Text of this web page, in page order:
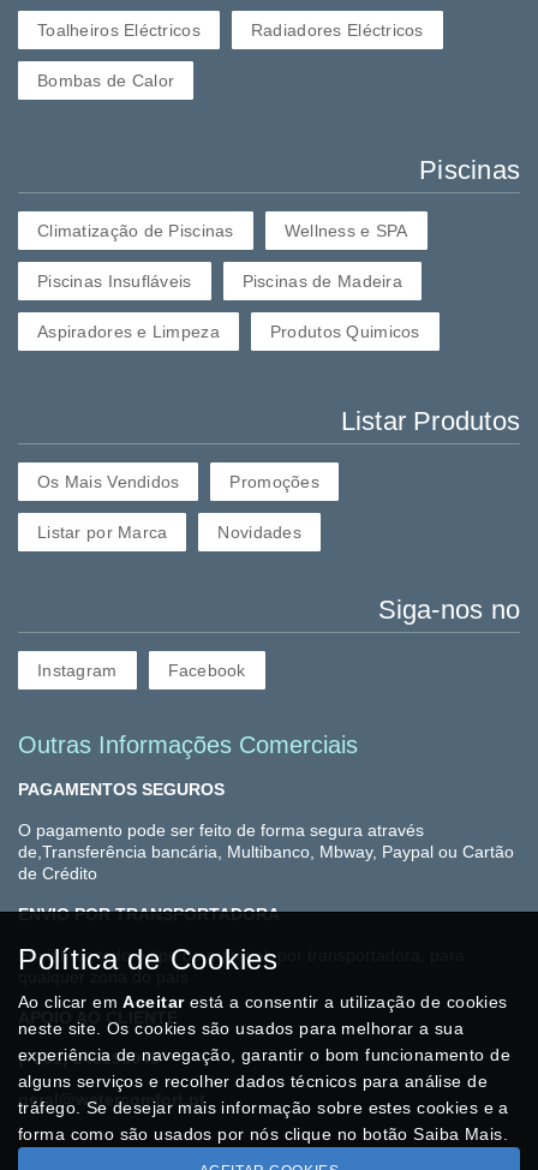
Toalheiros Eléctricos Radiadores Eléctricos
Bombas de Calor
Piscinas
Climatização de Piscinas Wellness e SPA
Piscinas Insufláveis Piscinas de Madeira
Aspiradores e Limpeza Produtos Quimicos
Listar Produtos
Os Mais Vendidos Promoções
Listar por Marca Novidades
Siga-nos no
Instagram Facebook
Outras Informações Comerciais
PAGAMENTOS SEGUROS
O pagamento pode ser feito de forma segura através
de,Transferência bancária, Multibanco, Mbway, Paypal ou Cartão
de Crédito
ENVIO POR TRANSPORTADORA
Enviamos todo o tipo de material, por transportadora, para
(+351) 249196045
geral@watercomfort.pt
Política de Cookies
Ao clicar emAceitarestá a consentir a utilização de cookies
neste site. Os cookies são usados para melhorar a sua
experiência de navegação, garantir o bom funcionamento de
alguns serviços e recolher dados técnicos para análise de
tráfego. Se desejar mais informação sobre estes cookies e a
forma como são usados por nós clique no botão Saiba Mais.